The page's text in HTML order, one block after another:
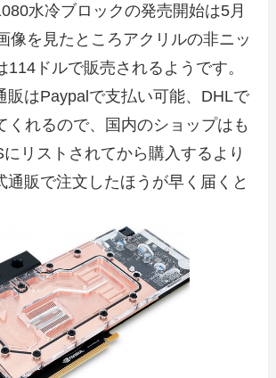
水冷ブロックの発売開始は5月
像を見たところアクリルの非ニッ
114ドルで販売されるようです。
販はPaypalで支払い可能、DHLで
くれるので、国内のショップはも
リストされてから購入するより
通販で注文したほうが早く届くと